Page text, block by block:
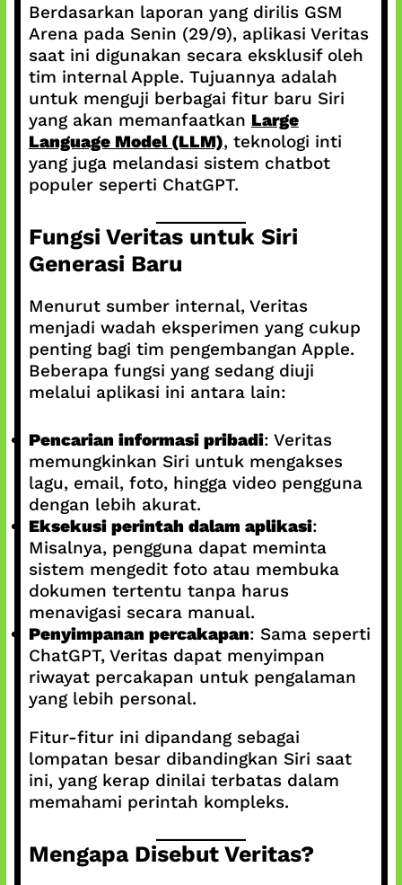
Berdasarkan laporan yang dirilis GSM
Arena pada Senin (29/9), aplikasi Veritas
saat ini digunakan secara eksklusif oleh
tim internal Apple. Tujuannya adalah
untuk menguji berbagai fitur baru Siri
yang akan memanfaatkan Large
Language Model (LLM), teknologi inti
yang juga melandasi sistem chatbot
populer seperti ChatGPT.
Fungsi Veritas untuk Siri
Generasi Baru
Menurut sumber internal, Veritas
menjadi wadah eksperimen yang cukup
penting bagi tim pengembangan Apple.
Beberapa fungsi yang sedang diuji
melalui aplikasi ini antara lain:
Pencarian informasi pribadi: Veritas
memungkinkan Siri untuk mengakses
lagu, email, foto, hingga video pengguna
dengan lebih akurat.
Eksekusi perintah dalam aplikasi:
Misalnya, pengguna dapat meminta
sistem mengedit foto atau membuka
dokumen tertentu tanpa harus
menavigasi secara manual.
Penyimpanan percakapan: Sama seperti
ChatGPT, Veritas dapat menyimpan
riwayat percakapan untuk pengalaman
yang lebih personal.
Fitur-fitur ini dipandang sebagai
lompatan besar dibandingkan Siri saat
ini, yang kerap dinilai terbatas dalam
memahami perintah kompleks.
Mengapa Disebut Veritas?